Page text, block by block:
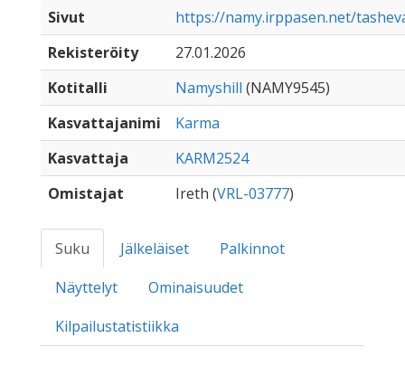
Sivut
https://namy.irppasen.net/
Rekisteröity
27.01.2026
Kotitalli
Namyshill (NAMY9545)
Kasvattajanimi
Karma
Kasvattaja
KARM2524
Omistajat
Ireth (VRL-03777)
Suku Jälkeläiset
Palkinnot
Näyttelyt
Ominaisuudet
Kilpailustatistiikka